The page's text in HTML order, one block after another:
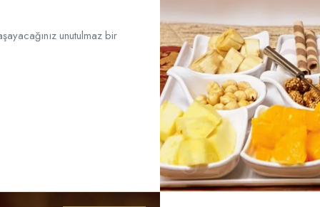
02
unutulmaz bir